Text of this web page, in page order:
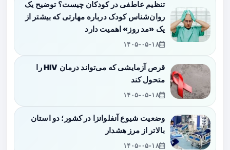
تنظیم عاطفی در کودکان چیست؟ توضیح یک
روان‌شناس کودک درباره مهارتی که بیشتر از
یک «مد روز» اهمیت دارد
۱۴۰۵-۰۵-۱۸
قرص آزمایشی که می‌تواند درمان HIV را
متحول کند
۱۴۰۵-۰۵-۱۸
وضعیت شیوع آنفلوانزا در کشور؛ دو استان
بالاتر از مرز هشدار
۱۴۰۵-۰۵-۱۸